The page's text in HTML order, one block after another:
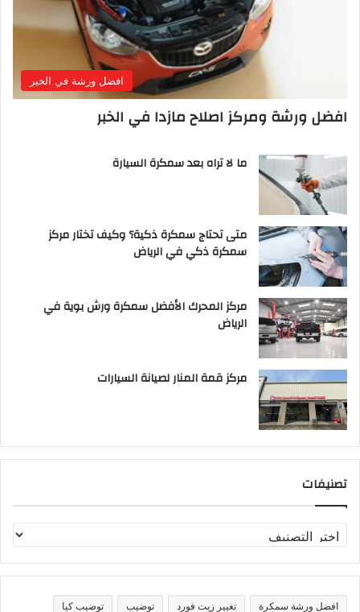
افضل ورشة في الخبر
افضل ورشة ومركز اصلاح مازدا في الخبر
ما لا تراه بعد سمكرة السيارة
متى تحتاج سمكرة ذكية؟ وكيف تختار مركز
سمكرة ذكي في الرياض
مركز المحرك الأفضل سمكرة ورش بوية في
الرياض
مركز قمة المنار لصيانة السيارات
تصنيفات
ص
ن
ف
افضل ورشة سمكرة تغيير زيت فورد توضيب توضيب كيا